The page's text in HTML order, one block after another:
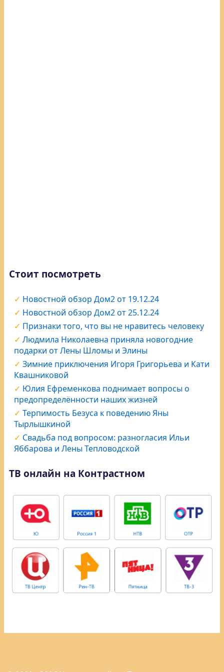
Стоит посмотреть
Новостной обзор Дом2 от 19.12.24
Новостной обзор Дом2 от 25.12.24
Признаки того, что вы не нравитесь человеку
Людмила Николаевна приняла новогодние
подарки от Лены Шломы и Элины
Зимние приключения Игоря Григорьева и Кати
Квашниковой
Юлия Ефременкова поднимает вопросы о
предопределённости наших жизней
Терпимость Безуса к поведению Яны
Тырлышкиной
Свадьба под вопросом: разногласия Ильи
Яббарова и Лены Тепловодской
ТВ онлайн на Контрастном